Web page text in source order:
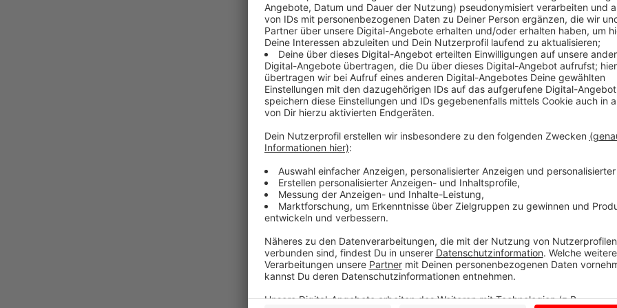
Comedy
Facts For Fun: "Kürzester
Anzeige
Facts for Fun mit Tom Hoppe
Anzeige
Wenn andere euch nur Fakten, Fakten, Fakten um
Portion Humor mit rein. Von kurios bis erhellend -